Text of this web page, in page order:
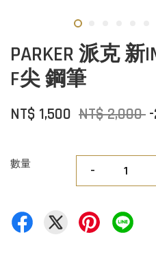
PARKER 派克
F尖 鋼筆
NT$ 1,500 NT$ 2,000
數量 -